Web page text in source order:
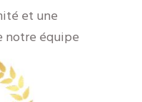
et une
équipe